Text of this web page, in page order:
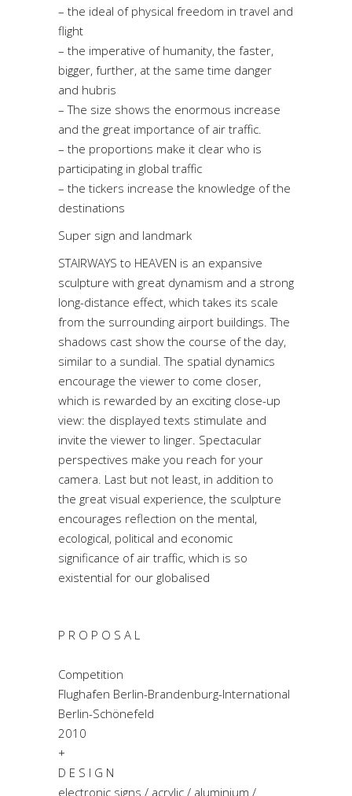
– the ideal of physical freedom in travel and
flight
– the imperative of humanity, the faster,
bigger, further, at the same time danger
and hubris
– The size shows the enormous increase
and the great importance of air traffic.
– the proportions make it clear who is
participating in global traffic
– the tickers increase the knowledge of the
destinations
Super sign and landmark
STAIRWAYS to HEAVEN is an expansive
sculpture with great dynamism and a strong
long-distance effect, which takes its scale
from the surrounding airport buildings. The
shadows cast show the course of the day,
similar to a sundial. The spatial dynamics
encourage the viewer to come closer,
which is rewarded by an exciting close-up
view: the displayed texts stimulate and
invite the viewer to linger. Spectacular
perspectives make you reach for your
camera. Last but not least, in addition to
the great visual experience, the sculpture
encourages reflection on the mental,
ecological, political and economic
significance of air traffic, which is so
existential for our globalised
P R O P O S A L
Competition
Flughafen Berlin-Brandenburg-International
Berlin-Schönefeld
2010
+
D E S I G N
electronic signs / acrylic / aluminium /